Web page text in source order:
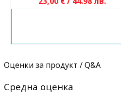
Оценки за продукт / Q&A
Средна оценка